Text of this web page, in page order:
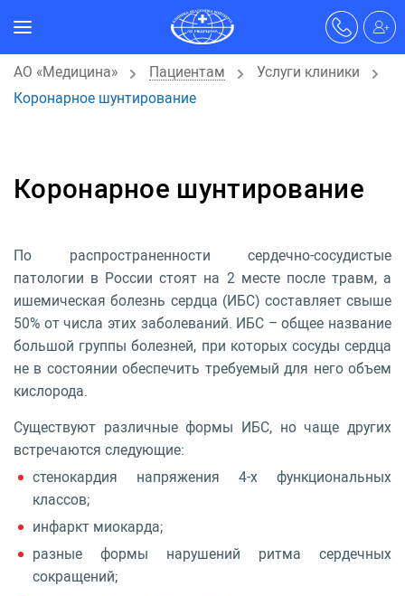
АО «Медицина» Пациентам
Услуги клиники
Коронарное шунтирование
Коронарное шунтирование
По распространенности сердечно-сосудистые
патологии в России стоят на 2 месте после травм, а
ишемическая болезнь сердца (ИБС) составляет свыше
50% от числа этих заболеваний. ИБС – общее название
большой группы болезней, при которых сосуды сердца
не в состоянии обеспечить требуемый для него объем
кислорода.
Существуют различные формы ИБС, но чаще других
встречаются следующие:
стенокардия напряжения 4-х функциональных
классов;
инфаркт миокарда;
разные формы нарушений ритма сердечных
сокращений;